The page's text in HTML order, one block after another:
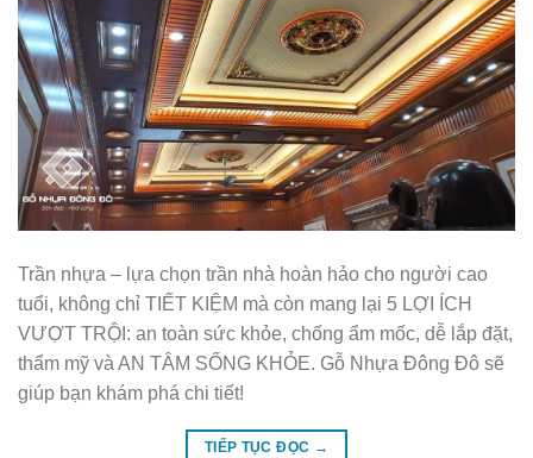
Trần nhựa – lựa chọn trần nhà hoàn hảo cho người cao
tuổi, không chỉ TIẾT KIỆM mà còn mang lại 5 LỢI ÍCH
VƯỢT TRỘI: an toàn sức khỏe, chống ẩm mốc, dễ lắp đặt,
thẩm mỹ và AN TÂM SỐNG KHỎE. Gỗ Nhựa Đông Đô sẽ
giúp bạn khám phá chi tiết!
TIẾP TỤC ĐỌC →